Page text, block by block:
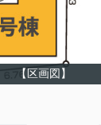
【区画図】